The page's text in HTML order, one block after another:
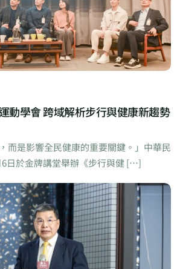
動學會 跨域解析步行與健康新趨勢
而是影響全民健康的重要關鍵。」中華民
日於金牌講堂舉辦《步行與健 […]